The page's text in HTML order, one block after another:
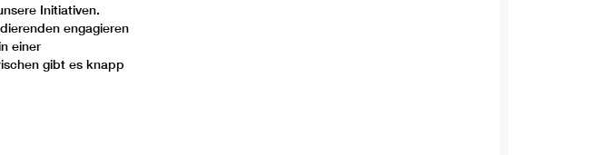
Initiativen.
engagieren
einer
gibt es knapp